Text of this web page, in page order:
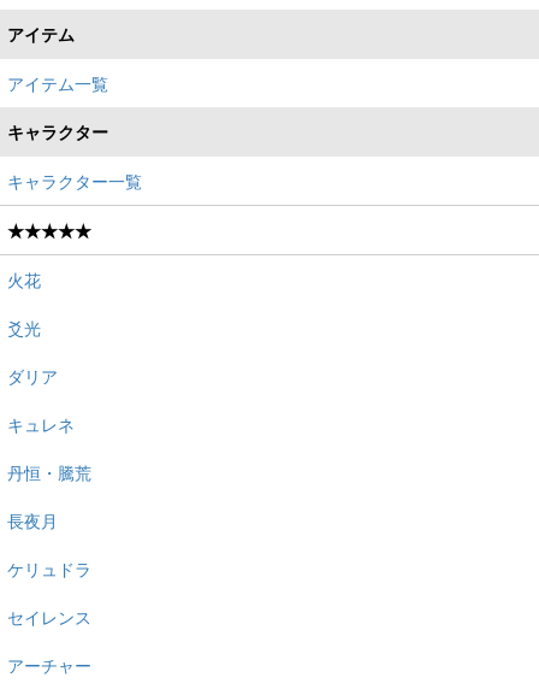
アイテム
アイテム一覧
キャラクター
キャラクター一覧
★★★★★
火花
爻光
ダリア
キュレネ
丹恒・騰荒
長夜月
ケリュドラ
セイレンス
アーチャー